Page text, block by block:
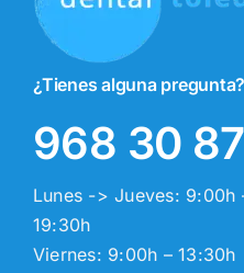
¿Tienes alguna
968 30
Lunes -> Jueves: 9:00h
19:30h
Viernes: 9:00h – 13:30h